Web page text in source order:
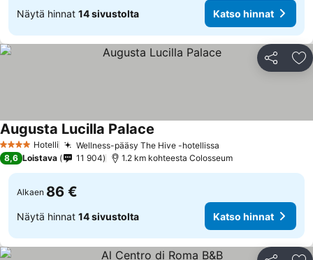
Näytä hinnat 14 sivustolta Katso hinnat
Jaa
4 Tähtiluokitus
Hotelli Wellness-pääsy The Hive -hotellissa
Augusta Lucilla Palace
8,6 Loistava 11 904 1.2 km kohteesta Colosseum
Alkaen 86 €
Näytä hinnat 14 sivustolta Katso hinnat